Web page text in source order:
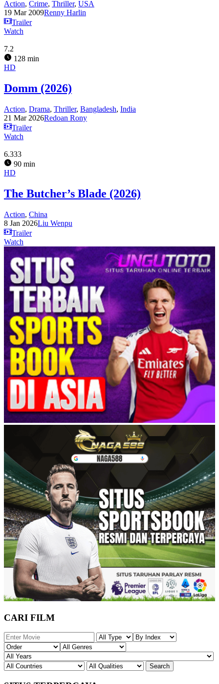
Action, Crime, Thriller, USA
19 Mar 2009Renny Harlin
Trailer
Watch
7.2
128 min
HD
Domm (2026)
Action, Drama, Thriller, Bangladesh, India
21 Mar 2026Redoan Rony
Trailer
Watch
6.333
90 min
HD
The Butcher’s Blade (2026)
Action, China
8 Jan 2026Liu Wenpu
Trailer
Watch
CARI FILM